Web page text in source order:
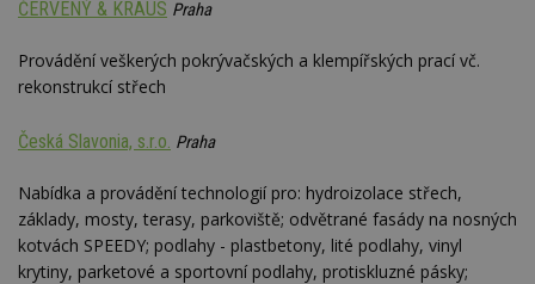
ČERVENÝ & KRAUS Praha
Provádění veškerých pokrývačských a klempířských prací vč.
rekonstrukcí střech
Česká Slavonia, s.r.o. Praha
Nabídka a provádění technologií pro: hydroizolace střech,
základy, mosty, terasy, parkoviště; odvětrané fasády na nosných
kotvách SPEEDY; podlahy - plastbetony, lité podlahy, vinyl
krytiny, parketové a sportovní podlahy, protiskluzné pásky;